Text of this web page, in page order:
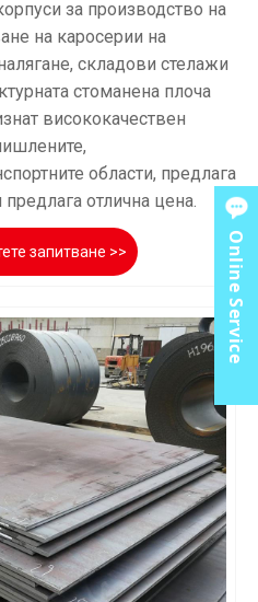
за производство на
на каросерии на
складови стелажи
стоманена плоча
висококачествен
области, предлага
отлична цена.
запитване >> Online Service